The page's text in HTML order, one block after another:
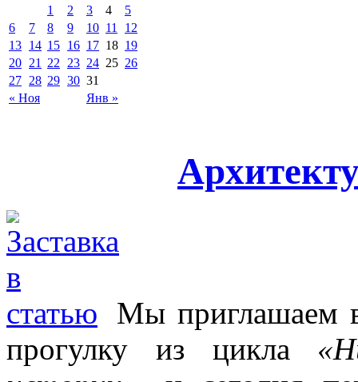
« Ноя Янв »
1 2 3 4
5
6
7 8 9 10 11
12
13 14 15 16 17 18 19
20 21 22 23 24 25 26
27 28 29 30 31
Мы приглашаем
прогулку из цикла